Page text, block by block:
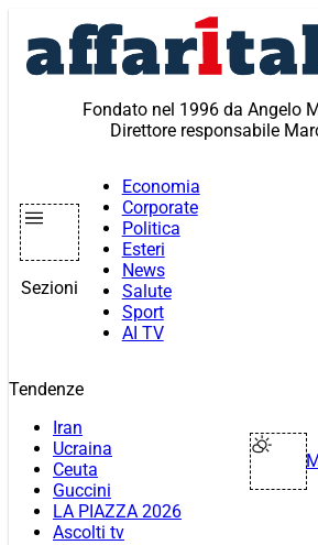
contenuto
Fondato nel 1996 da Angelo
Direttore responsabile
Sezioni
Economia
Corporate
Politica
Esteri
News
Salute
Sport
AI TV
Tendenze
Iran
Ucraina
Ceuta
Guccini
LA PIAZZA 2026
Ascolti tv